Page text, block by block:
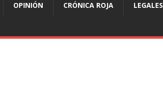
OPINIÓN CRÓNICA ROJA LEGALES